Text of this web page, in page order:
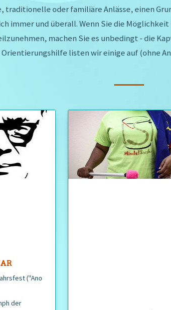
traditionelle oder familiäre Anlässe, einen
immer und überall. Wenn Sie die
machen Sie es unbedingt - die
Orientierungshilfe listen wir einige auf (ohne
("Ano
der